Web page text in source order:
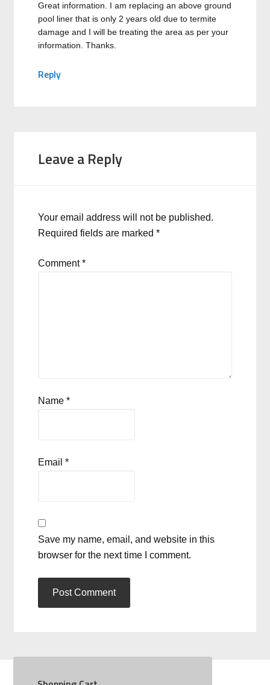
Great information. I am replacing an above ground
pool liner that is only 2 years old due to termite
damage and I will be treating the area as per your
information. Thanks.
Reply
Leave a Reply
Your email address will not be published.
Required fields are marked*
Comment*
Name*
Email*
Save my name, email, and website in this
browser for the next time I comment.